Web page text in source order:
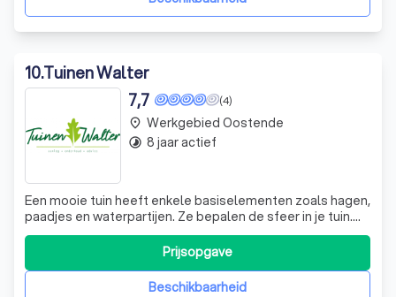
10.Tuinen Walter
(4)
7,7
Een mooie tuin heeft enkele basiselementen zoals hagen,
paadjes en waterpartijen. Ze bepalen de sfeer in je tuin.
Laat je voor de aanleg en het onderhoud gerust bijstaan
door een tuinaannemer met ervaring: zijn vakmanschap
staat garant voor veiligheid en succes. Hieronder vind je
wat een tuinaannemeBeschikbaarheid
Prijsopgave
place Werkgebied Oostende
timelapse 8 jaar actief